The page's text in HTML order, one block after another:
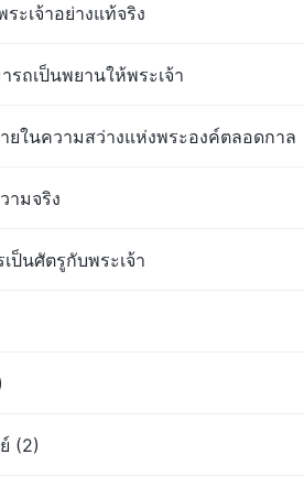
ะเจ้าอย่างแท้จริง
รถเป็นพยานให้พระเจ้า
ยในความสว่างแห่งพระองค์ตลอดกาล
ามจริง
ป็นศัตรูกับพระเจ้า
(2)